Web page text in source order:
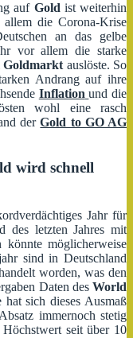
auf Gold ist weiterhin
die Corona-Krise
an das gelbe
vor allem die starke
Goldmarkt auslöste. So
Andrang auf ihre
Inflation und die
wohl eine rasch
derGold to GO AG
wird schnell
Jahr für
des letzten Jahres mit
möglicherweise
sind in Deutschland
worden, was den
Daten desWorld
sich dieses Ausmaß
immernoch stetig
seit über 10